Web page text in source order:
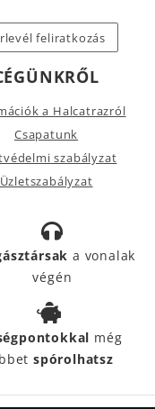
feliratkozás
a Halcatrazról
Csapatunk
szabályzat
Üzletszabályzat
a vonalak
végén
még
spórolhatsz